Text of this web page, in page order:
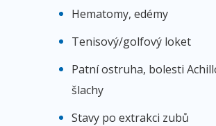
Hematomy, edémy
Tenisový/golfový loket
Patní ostruha, bolesti
šlachy
Stavy po extrakci zubů